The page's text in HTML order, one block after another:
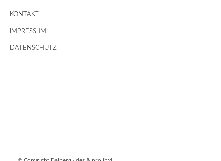
KONTAKT
IMPRESSUM
DATENSCHUTZ